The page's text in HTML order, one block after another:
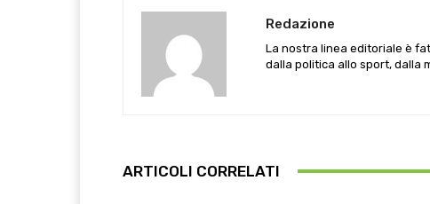
Redazione
La nostra linea editoriale è
dalla politica allo sport, dalla
ARTICOLI CORRELATI